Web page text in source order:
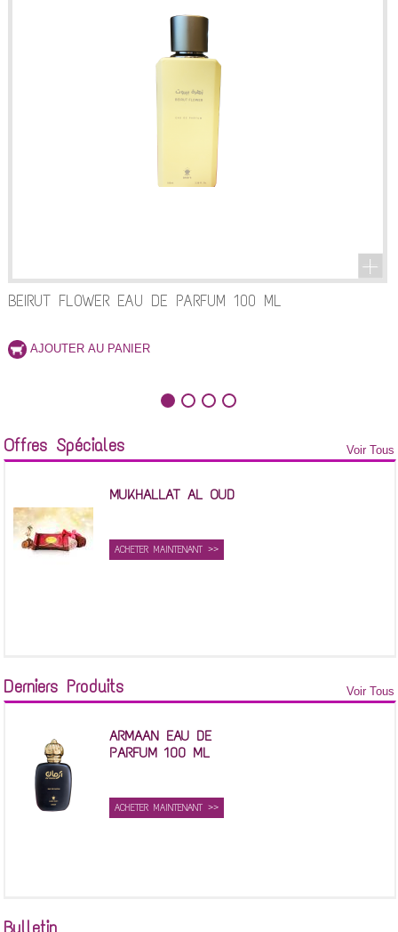
BEIRUT FLOWER EAU DE PARFUM 100 ML
Offres Spéciales Voir Tous
MUKHALLAT AL OUD
ACHETER MAINTENANT >>
Derniers Produits Voir Tous
ARMAAN EAU DE
PARFUM 100 ML
ACHETER MAINTENANT >>
Bulletin